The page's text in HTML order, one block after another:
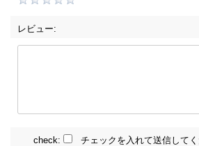
レビュー:
check: チェックを入れて送信してく